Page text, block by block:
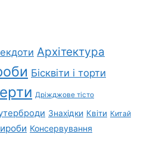
Архітектура
Бісквіти і торти
Дріжджове тісто
Знахідки Квіти Китай
Консервування